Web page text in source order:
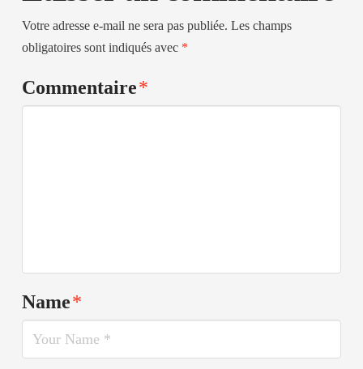
Votre adresse e-mail ne sera pas publiée. Les champs
obligatoires sont indiqués avec *
Commentaire*
Name*